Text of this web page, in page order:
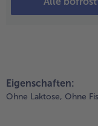
Die
in
Eigenschaften:
Ohne Laktose, Ohne